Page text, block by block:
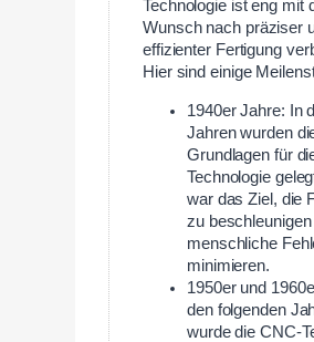
Technologie ist eng mit
Wunsch nach präziser
effizienter Fertigung
Hier sind einige
1940er Jahre: In
Jahren wurden
Grundlagen für
Technologie
war das Ziel, die
zu beschleunigen
menschliche
minimieren.
1950er und
den folgenden
wurde die CNC-